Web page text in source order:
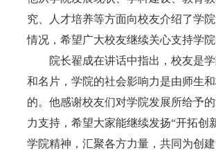
究、人才培养等方面向校友介绍了学
情况，希望广大校友继续关心支持学院
院长翟成在讲话中指出，校友是
和名片，学院的社会影响力是由师生
的。他感谢校友们对学院发展所给予
力支持，希望大家能继续发扬“开拓创
学院精神，汇聚各方力量，共同为创建